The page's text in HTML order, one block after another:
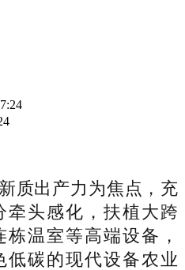
出产力为焦点，充
牵头感化，扶植大跨
温室等高端设备，
碳的现代设备农业